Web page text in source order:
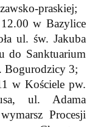
praskiej;
w Bazylice
ul. św. Jakuba
do Sanktuarium
Bogurodzicy 3;
w Kościele pw.
ul. Adama
Procesji